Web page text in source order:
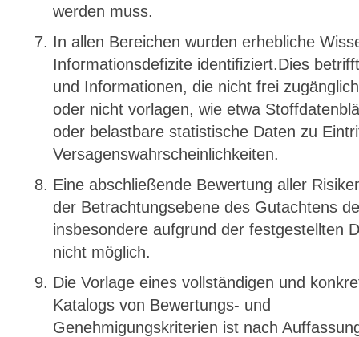
werden muss.
In allen Bereichen wurden erhebliche
Informationsdefizite identifiziert.Dies
und Informationen, die nicht frei
oder nicht vorlagen, wie etwa
oder belastbare statistische Daten zu
Versagenswahrscheinlichkeiten.
Eine abschließende Bewertung aller
der Betrachtungsebene des Gutachtens
insbesondere aufgrund der festgestellten
nicht möglich.
Die Vorlage eines vollständigen und
Katalogs von Bewertungs- und
Genehmigungskriterien ist nach